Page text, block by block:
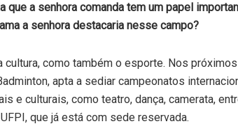
que a senhora comanda tem um papel
a senhora destacaria nesse campo?
cultura, como também o esporte. Nos
apta a sediar campeonatos
e culturais, como teatro, dança, camerata,
que já está com sede reservada.